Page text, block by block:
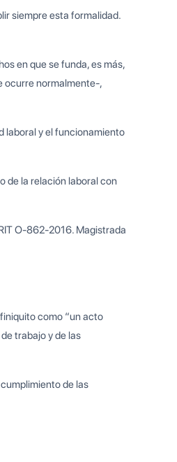
siempre esta formalidad.
en que se funda, es más,
ocurre normalmente-,
laboral y el funcionamiento
de la relación laboral con
O-862-2016. Magistrada
como “un acto
trabajo y de las
de las